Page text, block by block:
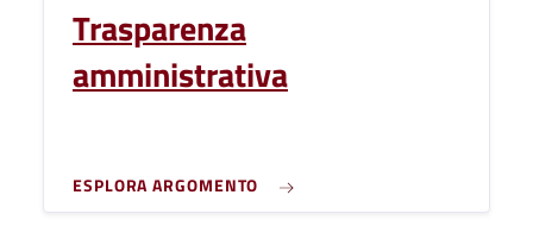
Trasparenza
amministrativa
ESPLORA ARGOMENTO